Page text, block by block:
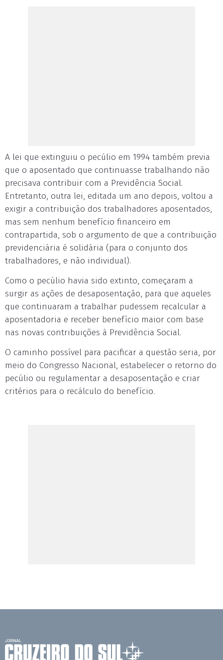
A lei que extinguiu o pecúlio em 1994 também previa
que o aposentado que continuasse trabalhando não
precisava contribuir com a Previdência Social.
Entretanto, outra lei, editada um ano depois, voltou a
exigir a contribuição dos trabalhadores aposentados,
mas sem nenhum benefício financeiro em
contrapartida, sob o argumento de que a contribuição
previdenciária é solidária (para o conjunto dos
trabalhadores, e não individual).
Como o pecúlio havia sido extinto, começaram a
surgir as ações de desaposentação, para que aqueles
que continuaram a trabalhar pudessem recalcular a
aposentadoria e receber benefício maior com base
nas novas contribuições à Previdência Social.
O caminho possível para pacificar a questão seria, por
meio do Congresso Nacional, estabelecer o retorno do
pecúlio ou regulamentar a desaposentação e criar
critérios para o recálculo do benefício.